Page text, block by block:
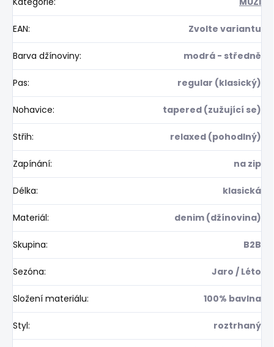
EAN: Zvolte variantu
Barva džínoviny: modrá - středně
Pas: regular (klasický)
Nohavice: tapered (zužující se)
Střih: relaxed (pohodlný)
Zapínání: na zip
Délka: klasická
Materiál: denim (džínovina)
Skupina: B2B
Sezóna: Jaro / Léto
Složení materiálu: 100% bavlna
Styl: roztrhaný